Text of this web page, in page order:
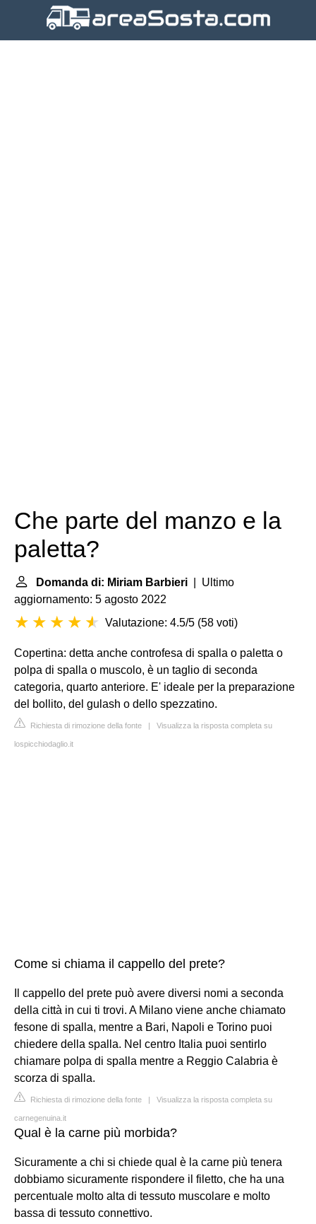
Che parte del manzo e la
paletta?
Domanda di: Miriam Barbieri | Ultimo
aggiornamento: 5 agosto 2022
Valutazione: 4.5/5 (58 voti)
Copertina: detta anche controfesa di spalla o paletta o
polpa di spalla o muscolo, è un taglio di seconda
categoria, quarto anteriore. E' ideale per la preparazione
del bollito, del gulash o dello spezzatino.
Richiesta di rimozione della fonte | Visualizza la risposta completa su
lospicchiodaglio.it
Come si chiama il cappello del prete?
Il cappello del prete può avere diversi nomi a seconda
della città in cui ti trovi. A Milano viene anche chiamato
fesone di spalla, mentre a Bari, Napoli e Torino puoi
chiedere della spalla. Nel centro Italia puoi sentirlo
chiamare polpa di spalla mentre a Reggio Calabria è
scorza di spalla.
Richiesta di rimozione della fonte | Visualizza la risposta completa su
carnegenuina.it
Qual è la carne più morbida?
Sicuramente a chi si chiede qual è la carne più tenera
dobbiamo sicuramente rispondere il filetto, che ha una
percentuale molto alta di tessuto muscolare e molto
bassa di tessuto connettivo.